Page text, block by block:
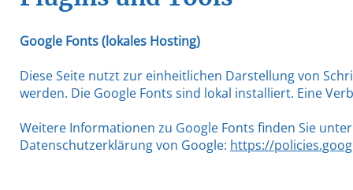
Google Fonts (lokales Hosting)
Diese Seite nutzt zur einheitlichen Darstellung von
werden. Die Google Fonts sind lokal installiert. Eine
Weitere Informationen zu Google Fonts finden Sie
Datenschutzerklärung von Google: https://